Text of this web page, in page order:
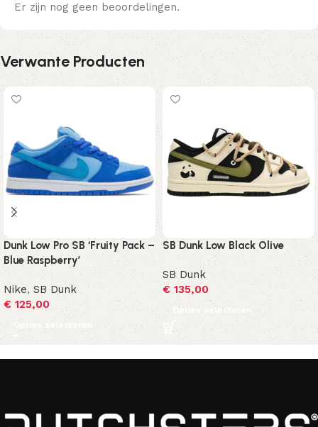
Er zijn nog geen beoordelingen.
Verwante Producten
Dunk Low Pro SB ‘Fruity Pack –
Blue Raspberry’
Nike,SB Dunk
€ 125,00
Opties selecteren
SB Dunk Low Black Olive
SB Dunk
€135,00
Opties selecteren